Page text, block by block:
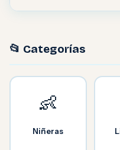
📂 Categorías
👶
Niñeras